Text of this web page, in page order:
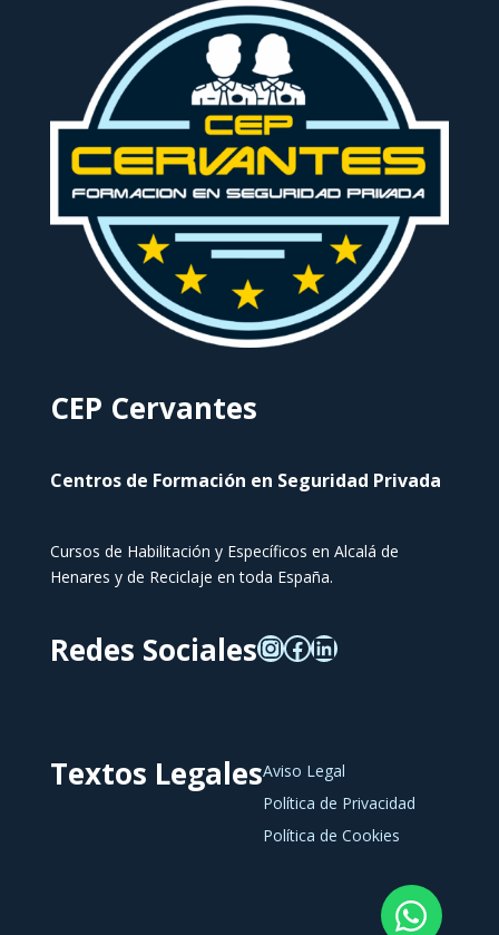
CEP Cervantes
Centros de Formación en Seguridad Privada
Cursos de Habilitación y Específicos en Alcalá de
Henares y de Reciclaje en toda España.
Redes Sociales
Textos LegalesAviso Legal
Política de Privacidad
Política de Cookies